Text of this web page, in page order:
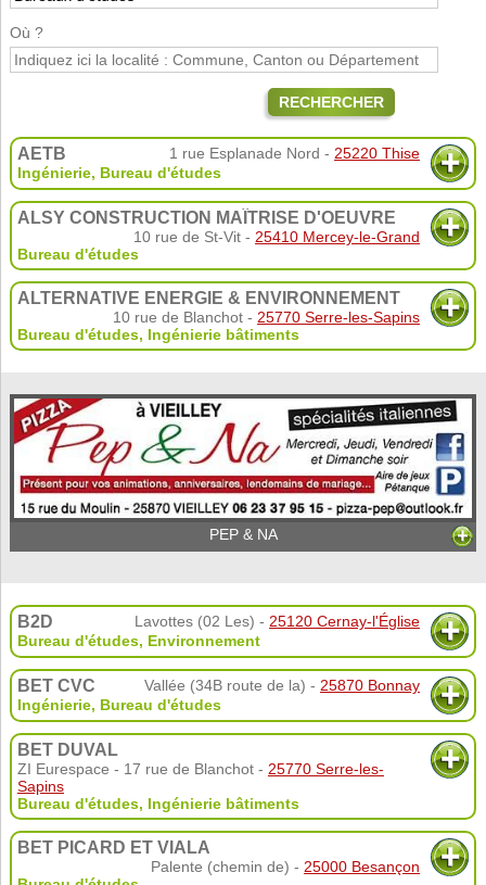
Où ?
RECHERCHER
AETB 1 rue Esplanade Nord - 25220 Thise
Ingénierie, Bureau d'études
ALSY CONSTRUCTION MAÎTRISE D'OEUVRE
10 rue de St-Vit - 25410 Mercey-le-Grand
Bureau d'études
ALTERNATIVE ENERGIE & ENVIRONNEMENT
10 rue de Blanchot - 25770 Serre-les-Sapins
Bureau d'études, Ingénierie bâtiments
PEP & NA
B2D Lavottes (02 Les) - 25120 Cernay-l'Église
Bureau d'études, Environnement
BET CVC Vallée (34B route de la) - 25870 Bonnay
Ingénierie, Bureau d'études
BET DUVAL
ZI Eurespace - 17 rue de Blanchot - 25770 Serre-les-
Sapins
Bureau d'études, Ingénierie bâtiments
BET PICARD ET VIALA
Palente (chemin de) - 25000 Besançon